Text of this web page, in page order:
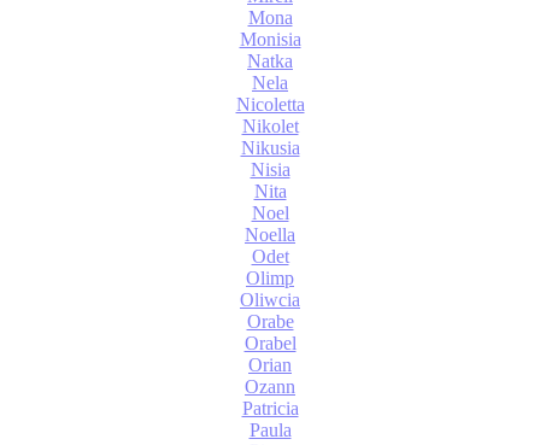
Mona
Monisia
Natka
Nela
Nicoletta
Nikolet
Nikusia
Nisia
Nita
Noel
Noella
Odet
Olimp
Oliwcia
Orabe
Orabel
Orian
Ozann
Patricia
Paula